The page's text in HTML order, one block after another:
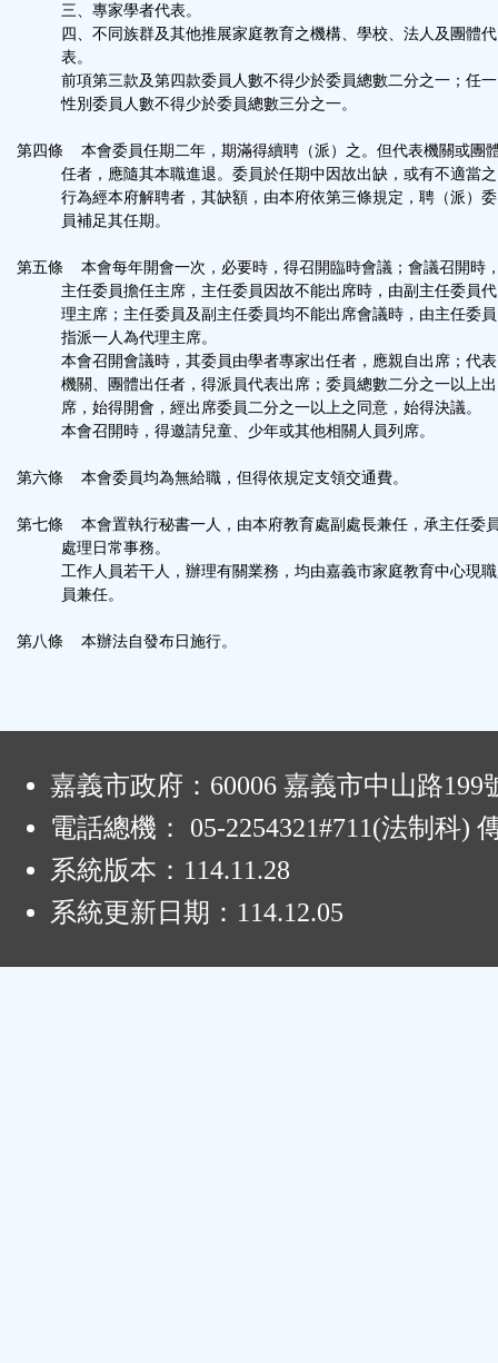
三、專家學者代表。
四、不同族群及其他推展家庭教育之機構、學校、法人及團體代
表。
前項第三款及第四款委員人數不得少於委員總數二分之一；任一
性別委員人數不得少於委員總數三分之一。
第四條 本會委員任期二年，期滿得續聘（派）之。但代表機關或團
任者，應隨其本職進退。委員於任期中因故出缺，或有不適當之
行為經本府解聘者，其缺額，由本府依第三條規定，聘（派）委
員補足其任期。
第五條 本會每年開會一次，必要時，得召開臨時會議；會議召開時
主任委員擔任主席，主任委員因故不能出席時，由副主任委員代
理主席；主任委員及副主任委員均不能出席會議時，由主任委員
指派一人為代理主席。
本會召開會議時，其委員由學者專家出任者，應親自出席；代表
機關、團體出任者，得派員代表出席；委員總數二分之一以上出
席，始得開會，經出席委員二分之一以上之同意，始得決議。
本會召開時，得邀請兒童、少年或其他相關人員列席。
第六條 本會委員均為無給職，但得依規定支領交通費。
第七條 本會置執行秘書一人，由本府教育處副處長兼任，承主任委
處理日常事務。
工作人員若干人，辦理有關業務，均由嘉義市家庭教育中心現
員兼任。
第八條 本辦法自發布日施行。
嘉義市政府：60006 嘉義市中山路199
電話總機： 05-2254321#711(法制科)
系統版本： 114.11.28
系統更新日期： 114.12.05